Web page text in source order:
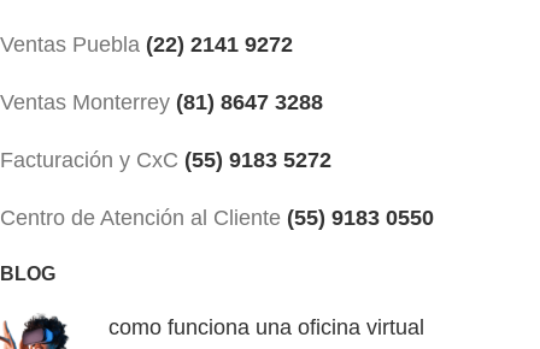
Ventas Puebla (22) 2141 9272
Ventas Monterrey (81) 8647 3288
Facturación y CxC (55) 9183 5272
Centro de Atención al Cliente (55) 9183 0550
BLOG
como funciona una oficina virtual